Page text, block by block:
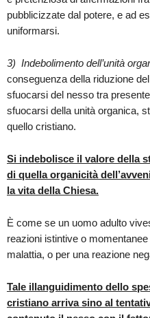
pubblicizzate dal potere, e ad
uniformarsi.
3) Indebolimento dell’unità
conseguenza della riduzione
sfuocarsi del nesso tra
sfuocarsi della unità organica,
quello cristiano.
Si indebolisce il valore della
di quella organicità
la vita della Chiesa.
È come se un uomo adulto
reazioni istintive o
malattia, o per una reazione
Tale illanguidimento dello
cristiano arriva sino al